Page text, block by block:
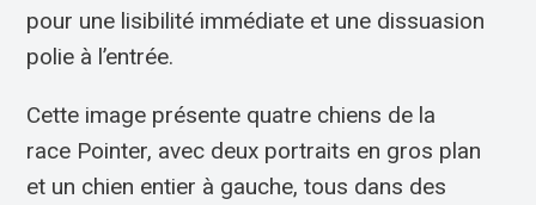
pour une lisibilité immédiate et une dissuasion
polie à l’entrée.
Cette image présente quatre chiens de la
race Pointer, avec deux portraits en gros plan
et un chien entier à gauche, tous dans des